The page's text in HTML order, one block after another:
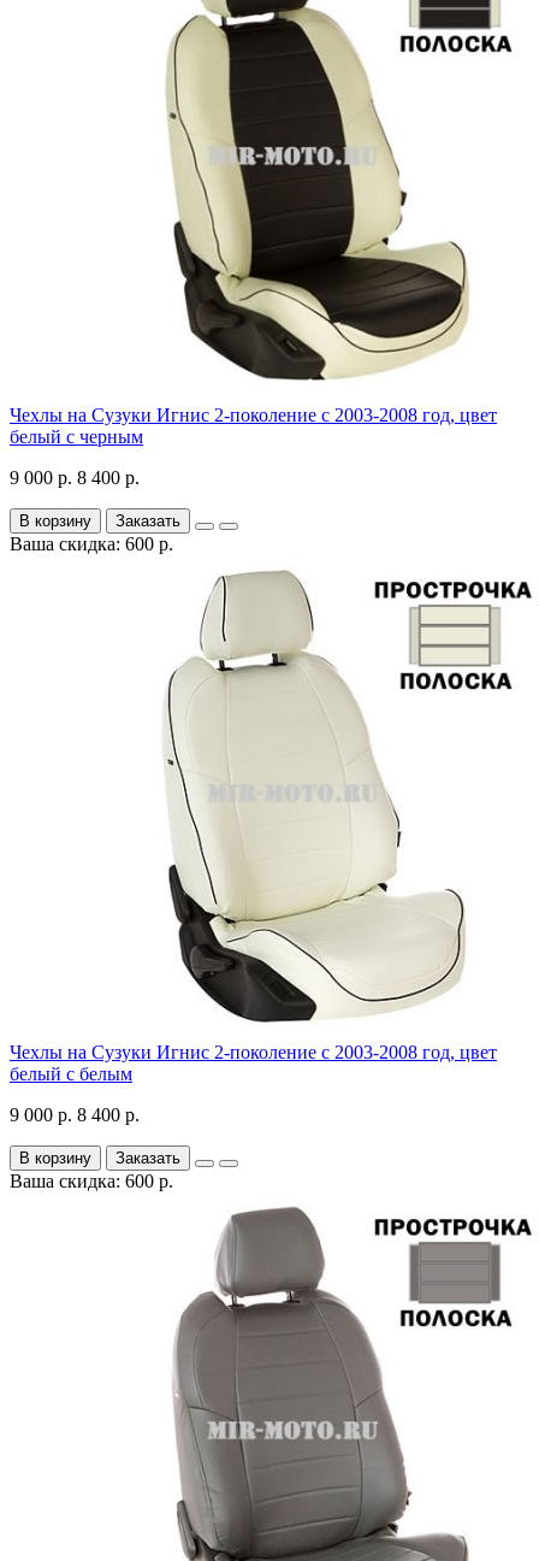
Чехлы на Сузуки Игнис 2-поколение с 2003-2008 год, цвет
белый с черным
9 000 р. 8 400 р.
В корзину Заказать
Ваша скидка: 600 р.
Чехлы на Сузуки Игнис 2-поколение с 2003-2008 год, цвет
белый с белым
9 000 р. 8 400 р.
В корзину Заказать
Ваша скидка: 600 р.